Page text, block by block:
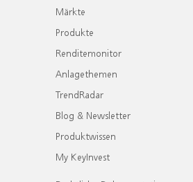
Märkte
Produkte
Renditemonitor
Anlagethemen
TrendRadar
Blog & Newsletter
Produktwissen
My KeyInvest